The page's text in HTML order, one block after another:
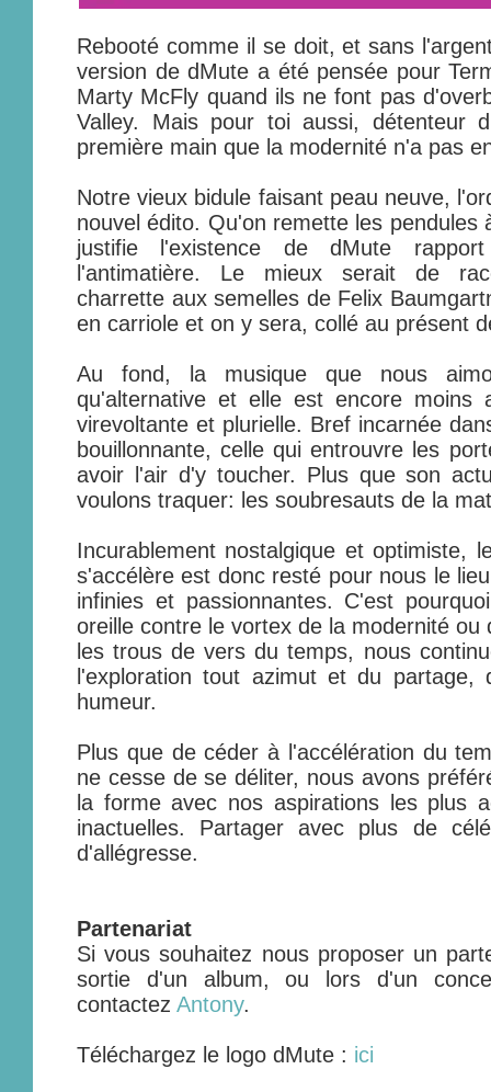
Rebooté comme il se doit, et sans
version de dMute a été pensée pour
Marty McFly quand ils ne font pas
Valley. Mais pour toi aussi, détenteur
première main que la modernité n'a pas
Notre vieux bidule faisant peau neuve,
nouvel édito. Qu'on remette les pendules
justifie l'existence de dMute
l'antimatière. Le mieux serait de
charrette aux semelles de Felix
en carriole et on y sera, collé au présent
Au fond, la musique que nous
qu'alternative et elle est encore moins
virevoltante et plurielle. Bref incarnée
bouillonnante, celle qui entrouvre les
avoir l'air d'y toucher. Plus que son
voulons traquer: les soubresauts de la
Incurablement nostalgique et optimiste,
s'accélère est donc resté pour nous le
infinies et passionnantes. C'est
oreille contre le vortex de la modernité ou
les trous de vers du temps, nous
l'exploration tout azimut et du
humeur.
Plus que de céder à l'accélération du
ne cesse de se déliter, nous avons
la forme avec nos aspirations les plus
inactuelles. Partager avec plus de
d'allégresse.
Partenariat
Si vous souhaitez nous proposer un
sortie d'un album, ou lors d'un
contactez Antony.
Téléchargez le logo dMute : ici